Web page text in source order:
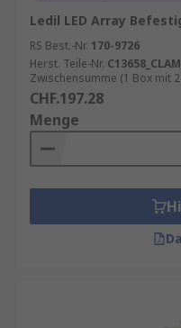
Ledil LED Array
RS Best.-Nr. 170-9726
Herst. Teile-Nr.
Zwischensumme (1 Box mit
CHF.197.28
Menge